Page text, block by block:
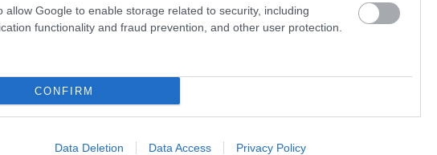
allow Google to enable storage related to security, including
functionality and fraud prevention, and other user protection.
CONFIRM
Data Deletion Data Access Privacy Policy